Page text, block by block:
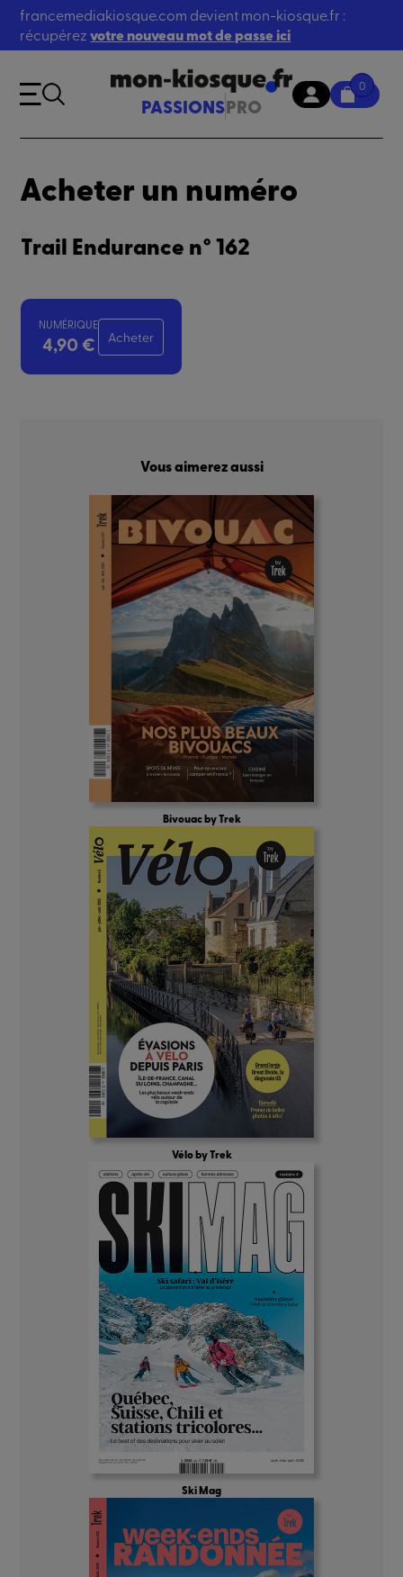
francemediakiosque.com devient mon-kiosque.fr :
récupérezvotre nouveau mot de passe ici
PASSIONSPRO
0
Acheter un numéro
Trail Endurance n° 162
NUMÉRIQUE
4,90 € Acheter
Vous aimerez aussi
Bivouac by Trek
Vélo by Trek
Ski Mag